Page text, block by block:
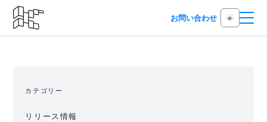
お問い合わせ
カテゴリー
リリース情報